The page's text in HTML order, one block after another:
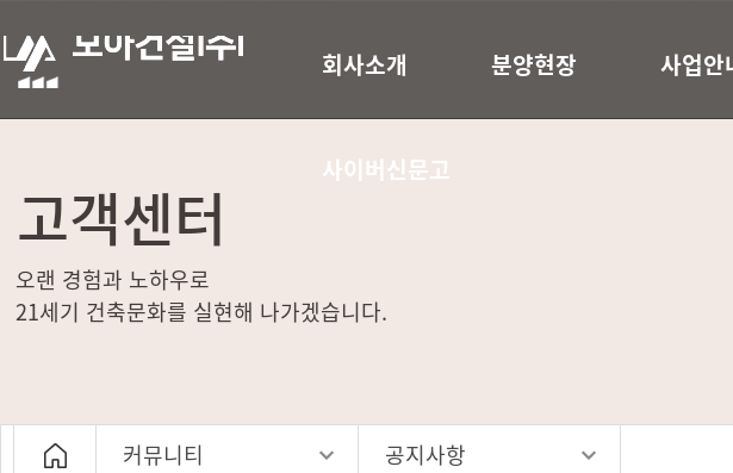
회사소개 분양현장 사업안
사이버신문고
고객센터
오랜 경험과 노하우로
21세기 건축문화를 실현해 나가겠습니다.
커뮤니티 공지사항